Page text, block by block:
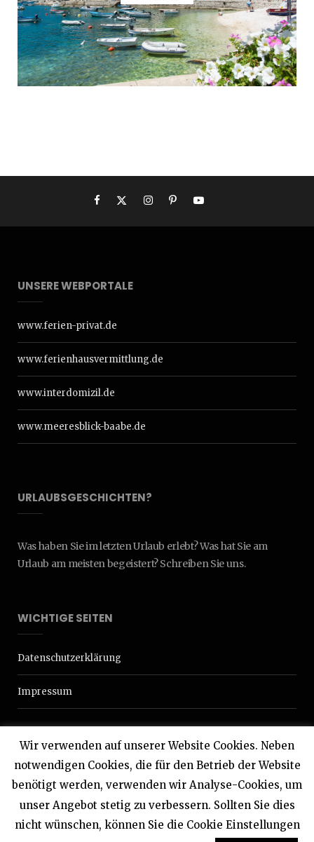
UNSERE WEBPORTALE
www.ferien-privat.de
www.ferienhausvermittlung.de
www.interdomizil.de
www.meeresblick-baabe.de
URLAUBSGESCHICHTEN?
Was haben Sie im letzten Urlaub erlebt? Was hat Sie am
Urlaub am meisten begeistert? Schreiben Sie uns.
WICHTIGE SEITEN
Datenschutzerklärung
Impressum
© 2020 Interdomizil
Wir verwenden auf unserer Website Cookies. Neben
notwendigen Cookies, die für den Betrieb der Website
benötigt werden, verwenden wir Analyse-Cookies, um
unser Angebot stetig zu verbessern. Sollten Sie dies
nicht wünschen, können Sie die Cookie Einstellungen